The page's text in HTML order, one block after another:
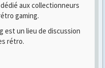
aux collectionneurs
gaming.
est un lieu de discussion
rétro.